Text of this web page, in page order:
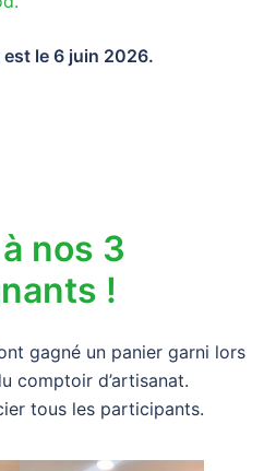
est le 6 juin 2026.
nos 3
!
gagné un panier garni lors
comptoir d’artisanat.
tous les participants.